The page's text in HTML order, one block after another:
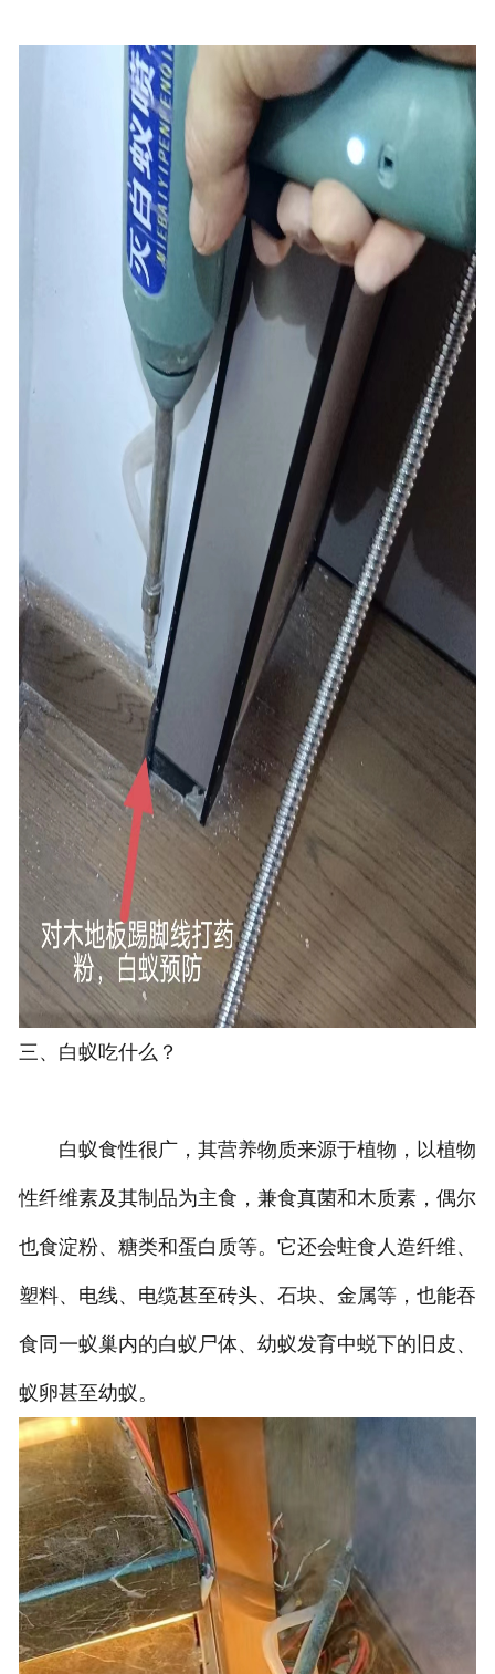
三、白蚁吃什么？
白蚁食性很广，其营养物质来源于植物，以植物
性纤维素及其制品为主食，兼食真菌和木质素，偶尔
也食淀粉、糖类和蛋白质等。它还会蛀食人造纤维、
塑料、电线、电缆甚至砖头、石块、金属等，也能吞
食同一蚁巢内的白蚁尸体、幼蚁发育中蜕下的旧皮、
蚁卵甚至幼蚁。